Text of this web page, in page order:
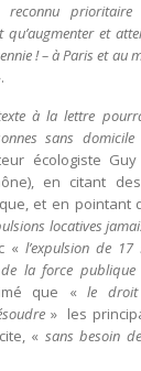
qu’augmenter et
! – à Paris et au
à la lettre
sans domicile
écologiste Guy
en citant
et en pointant
locatives
« l’expulsion de 17
de la force
que « le droit
» les
« sans besoin